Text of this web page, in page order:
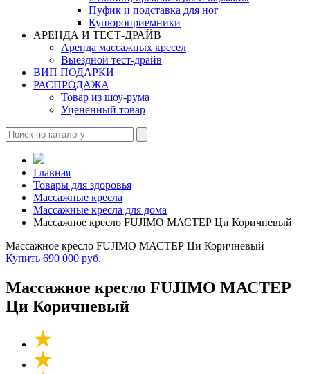
Пуфик и подставка для ног
Купюроприемники
АРЕНДА И ТЕСТ-ДРАЙВ
Аренда массажных кресел
Выездной тест-драйв
ВИП ПОДАРКИ
РАСПРОДАЖА
Товар из шоу-рума
Уцененный товар
Главная
Товары для здоровья
Массажные кресла
Массажные кресла для дома
Массажное кресло FUJIMO МАСТЕР Ци Коричневый
Массажное кресло FUJIMO МАСТЕР Ци Коричневый
Купить 690 000 руб.
Массажное кресло FUJIMO МАСТЕР
Ци Коричневый